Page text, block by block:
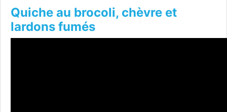
Quiche au brocoli, chèvre et
lardons fumés